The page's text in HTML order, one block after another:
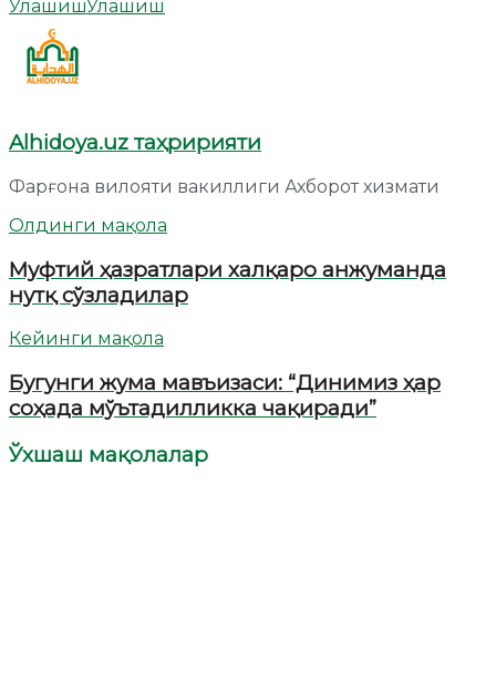
УлашишУлашиш
Alhidoya.uz таҳририяти
Фарғона вилояти вакиллиги Ахборот хизмати
Олдинги мақола
Муфтий ҳазратлари халқаро анжуманда
нутқ сўзладилар
Кейинги мақола
Бугунги жума мавъизаси: “Динимиз ҳар
соҳада мўътадилликка чақиради”
Ўхшаш мақолалар